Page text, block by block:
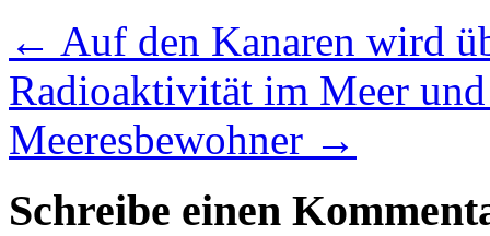
← Auf den Kanaren wird
Radioaktivität im Meer
Meeresbewohner →
Schreibe einen